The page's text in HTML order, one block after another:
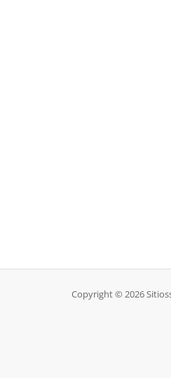
Copyright © 2026